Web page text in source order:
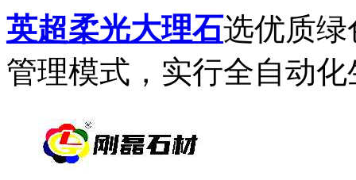
英超柔光大理石选优质
管理模式，实行全自动化